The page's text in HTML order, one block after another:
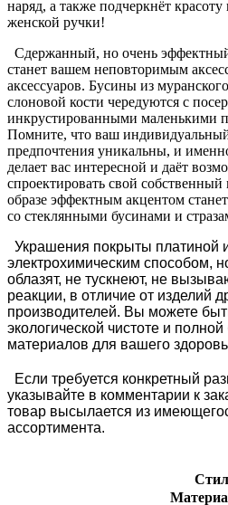
наряд, а также подчеркнёт
женской ручки!
Сдержанный, но очень
станет вашем неповторимым
аксессуаров. Бусины из
слоновой кости чередуются с
инкрустированными маленькими
Помните, что ваш
предпочтения уникальны, и
делает вас интересной и даёт
спроектировать свой
образе эффектным акцентом
со стеклянными бусинами и
Украшения покрыты платиной
электрохимическим способом,
облазят, не тускнеют, не
реакции, в отличие от изделий
производителей. Вы можете
экологической чистоте и
материалов для вашего
Если требуется конкретный
указывайте в комментарии к
товар высылается из
ассортимента.